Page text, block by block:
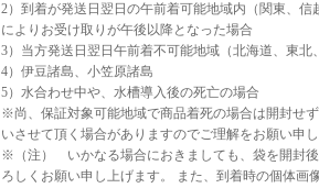
2）到着が発送日翌日の午前着可能地域内（関東、信
によりお受け取りが午後以降となった場合
3）当方発送日翌日午前着不可能地域（北海道、東北
4）伊豆諸島、小笠原諸島
5）水合わせ中や、水槽導入後の死亡の場合
※尚、保証対象可能地域で商品着死の場合は開封せ
いさせて頂く場合がありますのでご理解をお願い申し
※（注） いかなる場合におきましても、袋を開封
ろしくお願い申し上げます。 また、到着時の個体